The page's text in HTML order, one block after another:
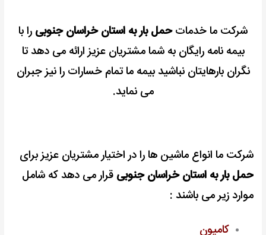
شرکت ما خدماتحمل بار به استان خراسان جنوبی را با
بیمه نامه رایگان به شما مشتریان عزیز ارائه می دهد تا
نگران بارهایتان نباشید بیمه ما تمام خسارات را نیز جبران
می نماید.
شرکت ما انواع ماشین ها را در اختیار مشتریان عزیز برای
حمل بار به استان خراسان جنوبی قرار می دهد که شامل
موارد زیر می باشند :
کامیون